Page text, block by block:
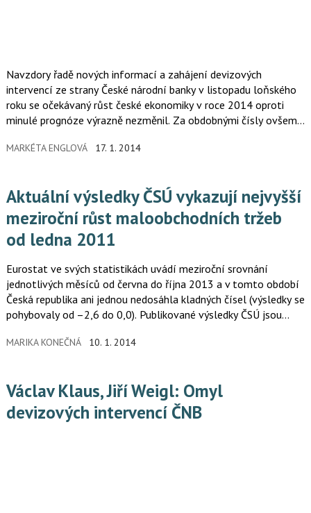
Navzdory řadě nových informací a zahájení devizových
intervencí ze strany České národní banky v listopadu loňského
roku se očekávaný růst české ekonomiky v roce 2014 oproti
minulé prognóze výrazně nezměnil. Za obdobnými čísly ovšem
MARKÉTA ENGLOVÁ 17. 1. 2014
Aktuální výsledky ČSÚ vykazují nejvyšší
meziroční růst maloobchodních tržeb
od ledna 2011
Eurostat ve svých statistikách uvádí meziroční srovnání
jednotlivých měsíců od června do října 2013 a v tomto období
Česká republika ani jednou nedosáhla kladných čísel (výsledky se
pohybovaly od –2,6 do 0,0). Publikované výsledky ČSÚ jsou
MARIKA KONEČNÁ 10. 1. 2014
Václav Klaus, Jiří Weigl: Omyl
devizových intervencí ČNB